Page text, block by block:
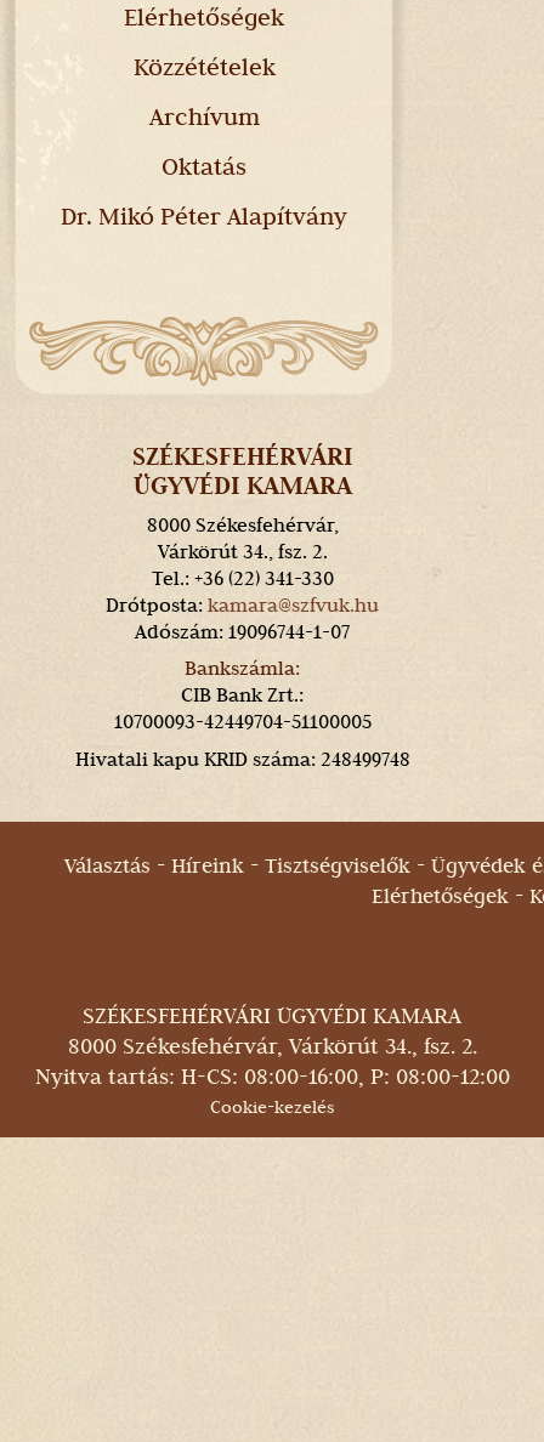
Elérhetőségek
Közzétételek
Archívum
Oktatás
Dr. Mikó Péter Alapítvány
SZÉKESFEHÉRVÁRI
ÜGYVÉDI KAMARA
8000 Székesfehérvár,
Várkörút 34., fsz. 2.
Tel.: +36 (22) 341-330
Drótposta:kamara@szfvuk.hu
Adószám: 19096744-1-07
Bankszámla:
CIB Bank Zrt.:
10700093-42449704-51100005
Hivatali kapu KRID száma: 248499748
Választás Híreink Tisztségviselők
Ügyvédek
Elérhetőségek
SZÉKESFEHÉRVÁRI ÜGYVÉDI KAMARA
8000 Székesfehérvár, Várkörút 34., fsz. 2.
Nyitva tartás: H-CS: 08:00-16:00, P: 08:00-12:00
Cookie-kezelés